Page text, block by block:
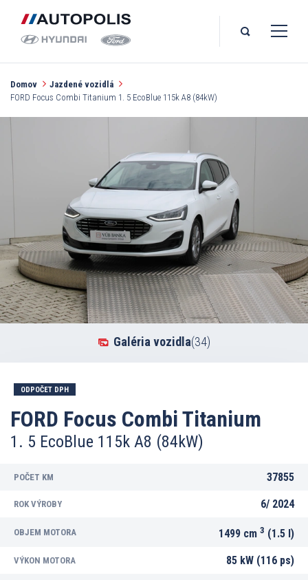
Domov
Jazdené vozidlá
FORD Focus Combi Titanium 1. 5 EcoBlue 115k A8 (84kW)
Galéria vozidla(34)
ODPOČET DPH
FORD Focus Combi Titanium
1. 5 EcoBlue 115k A8 (84kW)
POČET KM 37855
ROK VÝROBY 6/ 2024
OBJEM MOTORA 1499 cm 3 (1.5 l)
VÝKON MOTORA 85 kW (116 ps)